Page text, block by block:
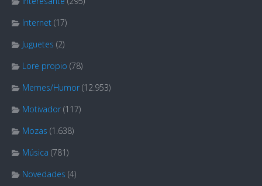
Internet (17)
Juguetes (2)
Lore propio (78)
Memes/Humor (12.953)
Motivador (117)
Mozas (1.638)
Música (781)
Novedades (4)